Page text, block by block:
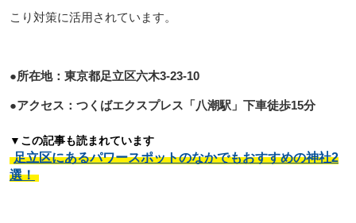
こり対策に活用されています。
●所在地：東京都足立区六木3-23-10
●アクセス：つくばエクスプレス「八潮駅」下車徒歩15分
▼この記事も読まれています
足立区にあるパワースポットのなかでもおすすめの神社2
選！